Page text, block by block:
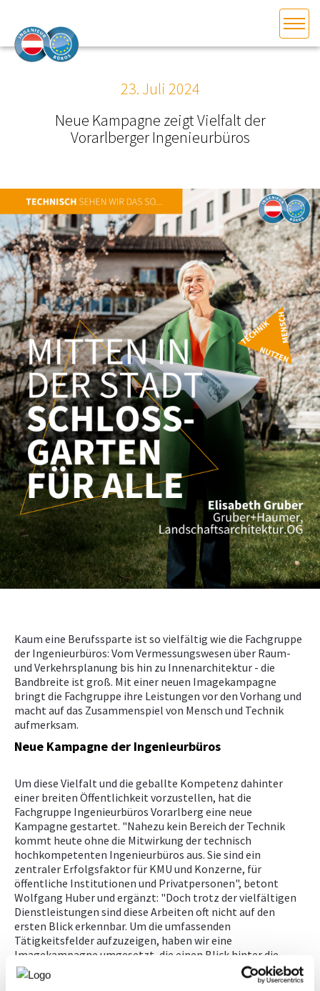
DAS INGENIEURBÜRO
INTERESSEN­VERTRETUNG
MITGLIEDER­VERZEICHNIS
SERVICE
KONTAKT
NEWS
PRÜFING
WETTBEWERBE
KAMPAGNE
23. Juli 2024
Neue Kampagne zeigt Vielfalt der
Vorarlberger Ingenieurbüros
Kaum eine Berufssparte ist so vielfältig wie die Fachgruppe
der Ingenieurbüros: Vom Vermessungswesen über Raum-
und Verkehrsplanung bis hin zu Innenarchitektur - die
Bandbreite ist groß. Mit einer neuen Imagekampagne
bringt die Fachgruppe ihre Leistungen vor den Vorhang und
macht auf das Zusammenspiel von Mensch und Technik
aufmerksam.
Neue Kampagne der Ingenieurbüros
Um diese Vielfalt und die geballte Kompetenz dahinter
einer breiten Öffentlichkeit vorzustellen, hat die
Fachgruppe Ingenieurbüros Vorarlberg eine neue
Kampagne gestartet. "Nahezu kein Bereich der Technik
kommt heute ohne die Mitwirkung der technisch
hochkompetenten Ingenieurbüros aus. Sie sind ein
zentraler Erfolgsfaktor für KMU und Konzerne, für
öffentliche Institutionen und Privatpersonen", betont
Wolfgang Huber und ergänzt: "Doch trotz der vielfältigen
Dienstleistungen sind diese Arbeiten oft nicht auf den
ersten Blick erkennbar. Um die umfassenden
Tätigkeitsfelder aufzuzeigen, haben wir eine
Imagekampagne umgesetzt, die einen Blick hinter die
Kulissen gewährt und diese Symbiose von Mensch und
Technik illustriert."